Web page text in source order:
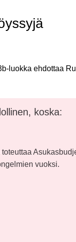
luokka ehdottaa
koska:
vuoksi.